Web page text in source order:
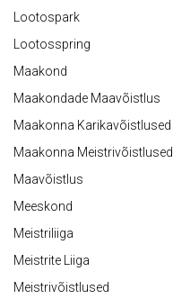
Lootospark
Lootosspring
Maakond
Maakondade Maavõistlus
Maakonna Karikavõistlused
Maakonna Meistrivõistlused
Maavõistlus
Meeskond
Meistriliiga
Meistrite Liiga
Meistrivõistlused